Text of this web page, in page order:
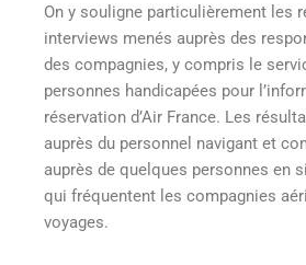
On y souligne particulièrement les
interviews menés auprès des
des compagnies, y compris le
personnes handicapées pour
réservation d’Air France. Les
auprès du personnel navigant et
auprès de quelques personnes en
qui fréquentent les compagnies
voyages.